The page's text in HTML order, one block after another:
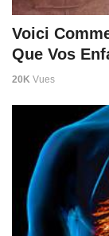
Voici
Que Vos
20K Vues